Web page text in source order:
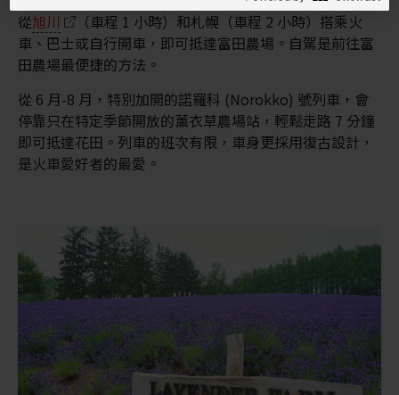
從旭川
（車程 1 小時）和札幌（車程 2 小時）搭乘火
車、巴士或自行開車，即可抵達富田農場。自駕是前往富
田農場最便捷的方法。
從 6 月-8 月，特別加開的諾羅科 (Norokko) 號列車，會
停靠只在特定季節開放的薰衣草農場站，輕鬆走路 7 分鐘
即可抵達花田。列車的班次有限，車身更採用復古設計，
是火車愛好者的最愛。